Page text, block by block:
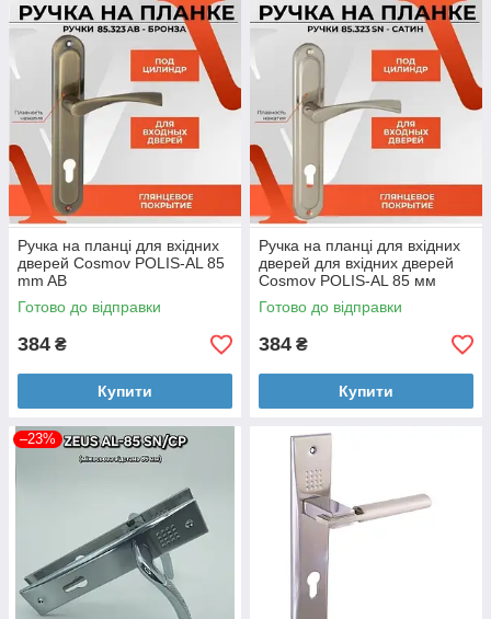
Ручка на планці для вхідних
дверей Cosmov POLIS-AL 85
mm AB
Готово до відправки
384 ₴
Купити
Ручка на планці для вхідних
дверей для вхідних дверей
Cosmov POLIS-AL 85 мм
SN/CP
Готово до відправки
384 ₴
Купити
–23%